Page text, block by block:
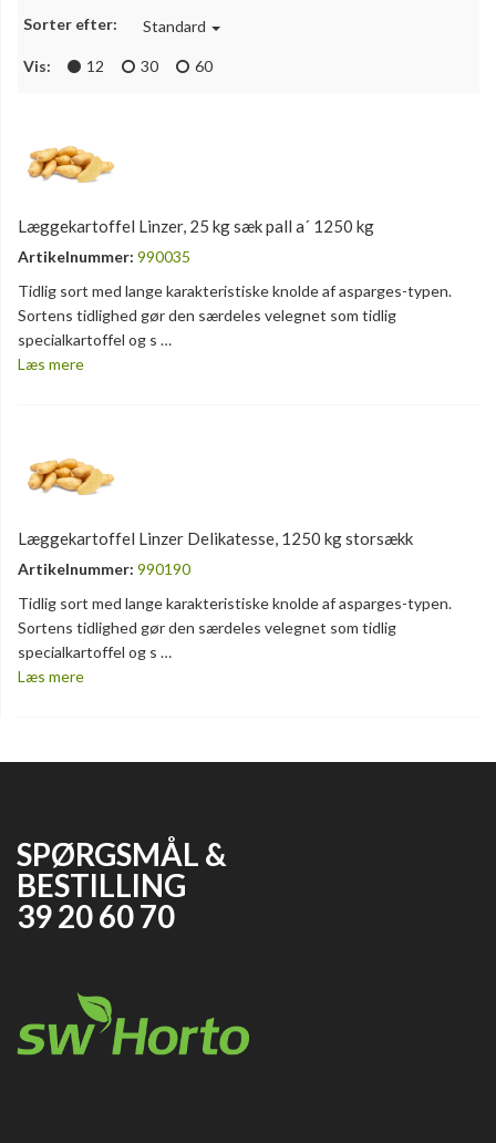
Sorter efter: Standard
Vis: 12 30 60
Læggekartoffel Linzer, 25 kg sæk pall a´ 1250 kg
Artikelnummer: 990035
Tidlig sort med lange karakteristiske knolde af asparges-typen.
Sortens tidlighed gør den særdeles velegnet som tidlig
specialkartoffel og s …
Læs mere
Læggekartoffel Linzer Delikatesse, 1250 kg storsækk
Artikelnummer: 990190
Tidlig sort med lange karakteristiske knolde af asparges-typen.
Sortens tidlighed gør den særdeles velegnet som tidlig
specialkartoffel og s …
Læs mere
SPØRGSMÅL &
BESTILLING
39 20 60 70